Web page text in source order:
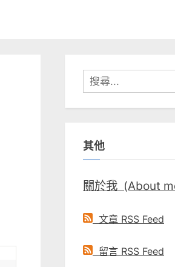
搜
尋
關
字:
其他
關於我 (About
文章 RSS Feed
留言 RSS Feed